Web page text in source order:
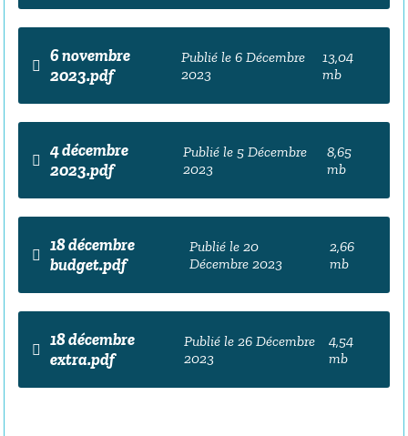
6 novembre
2023.pdf
Publié le 6 Décembre
2023
13,04
mb
4 décembre
2023.pdf
Publié le 5 Décembre
2023
8,65
mb
18 décembre
budget.pdf
Publié le 20
Décembre 2023
2,66
mb
18 décembre
extra.pdf
Publié le 26 Décembre
2023
4,54
mb